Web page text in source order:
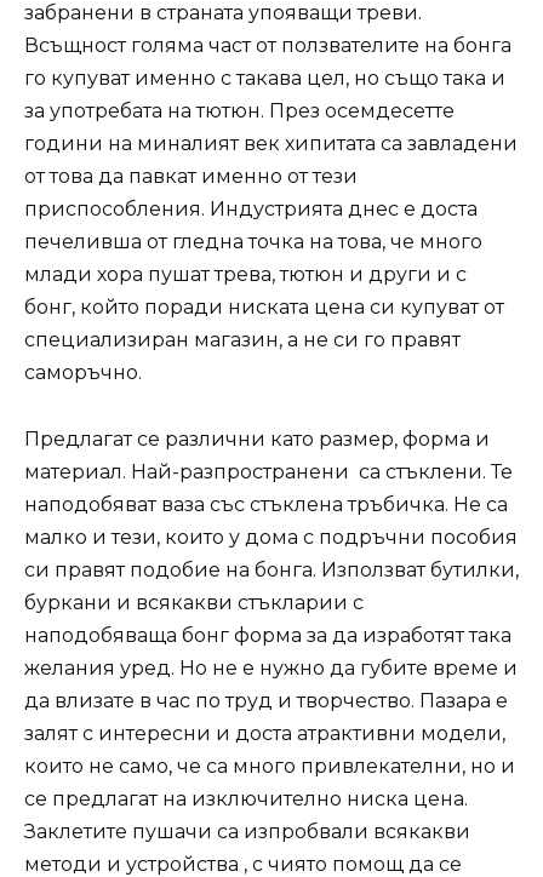
забранени в страната упояващи треви.
Всъщност голяма част от ползвателите на бонга
го купуват именно с такава цел, но също така и
за употребата на тютюн. През осемдесетте
години на миналият век хипитата са завладени
от това да павкат именно от тези
приспособления. Индустрията днес е доста
печеливша от гледна точка на това, че много
млади хора пушат трева, тютюн и други и с
бонг, който поради ниската цена си купуват от
специализиран магазин, а не си го правят
саморъчно.
Предлагат се различни като размер, форма и
материал. Най-разпространени са стъклени. Те
наподобяват ваза със стъклена тръбичка. Не са
малко и тези, които у дома с подръчни пособия
си правят подобие на бонга. Използват бутилки,
буркани и всякакви стъкларии с
наподобяваща бонг форма за да изработят така
желания уред. Но не е нужно да губите време и
да влизате в час по труд и творчество. Пазара е
залят с интересни и доста атрактивни модели,
които не само, че са много привлекателни, но и
се предлагат на изключително ниска цена.
Заклетите пушачи са изпробвали всякакви
методи и устройства , с чиято помощ да се